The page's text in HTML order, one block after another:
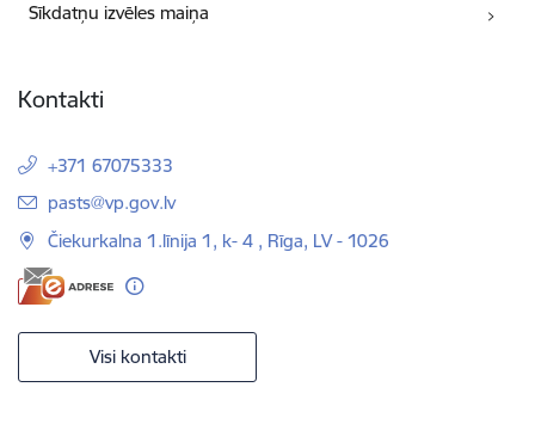
Sīkdatņu izvēles maiņa
Kontakti
+371 67075333
E-pasts:
pasts@vp.gov.lv
Čiekurkalna 1.līnija 1, k- 4 , Rīga, LV - 1026
Visi kontakti